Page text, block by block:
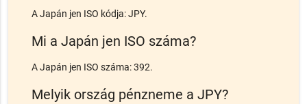
A Japán jen ISO kódja: JPY.
Mi a Japán jen ISO száma?
A Japán jen ISO száma: 392.
Melyik ország pénzneme a JPY?